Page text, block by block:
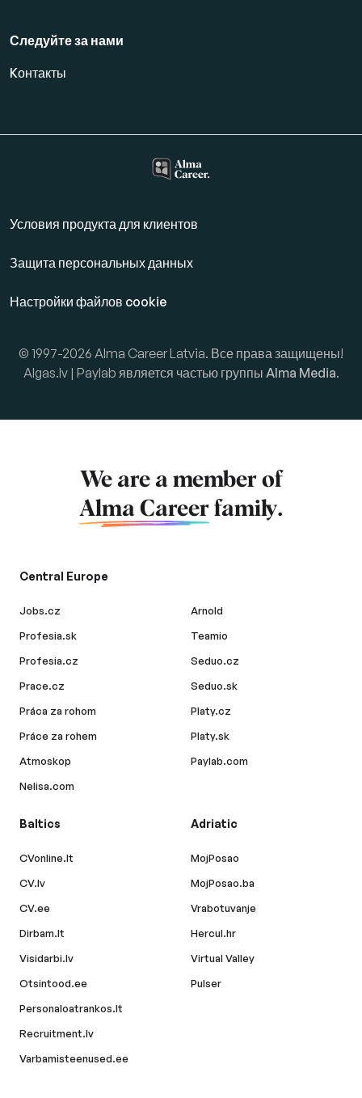
Следуйте за нами
Kонтакты
Условия продукта для клиентов
Защита персональных данных
Настройки файлов cookie
© 1997-2026 Alma Career Latvia. Все права защищены!
Algas.lv | Paylab является частью группы Alma Media.
We are a member of
Alma Career family.
Central Europe
Jobs.cz
Profesia.sk
Profesia.cz
Prace.cz
Práca za rohom
Práce za rohem
Atmoskop
Nelisa.com
Arnold
Teamio
Seduo.cz
Seduo.sk
Platy.cz
Platy.sk
Paylab.com
Baltics
CVonline.lt
CV.lv
CV.ee
Dirbam.lt
Visidarbi.lv
Otsintood.ee
Personaloatrankos.lt
Recruitment.lv
Varbamisteenused.ee
Adriatic
MojPosao
MojPosao.ba
Vrabotuvanje
Hercul.hr
Virtual Valley
Pulser